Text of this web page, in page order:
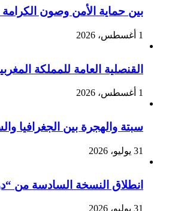
بين حماية الأمن وصون
1 أغسطس، 2026
القنصلية العامة للمملكة
1 أغسطس، 2026
سبتة والهجرة بين الجغرافيا
31 يوليو، 2026
انطلاق النسخة السادسة من
31 يوليو، 2026